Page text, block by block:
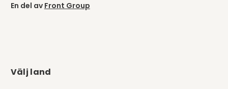
En del av Front Group
Välj land